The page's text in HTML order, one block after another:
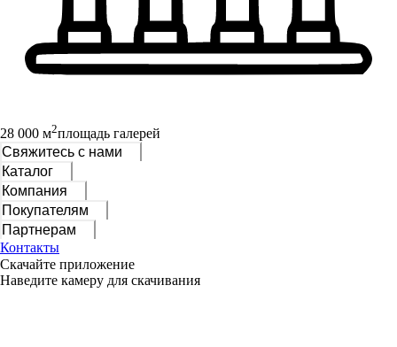
28 000 м2площадь галерей
Свяжитесь с нами
Каталог
Компания
Покупателям
Партнерам
Контакты
Скачайте приложение
Наведите камеру для скачивания